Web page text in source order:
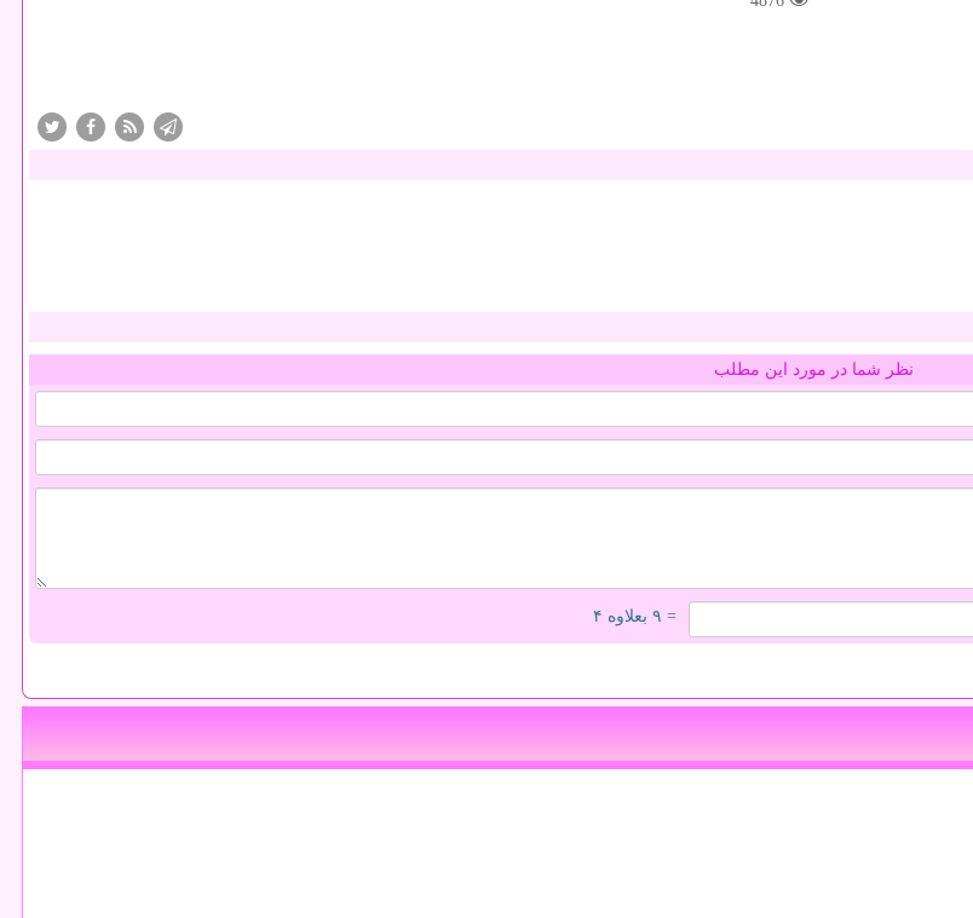
نظر شما در مورد این مطلب
= ۹ بعلاوه ۴